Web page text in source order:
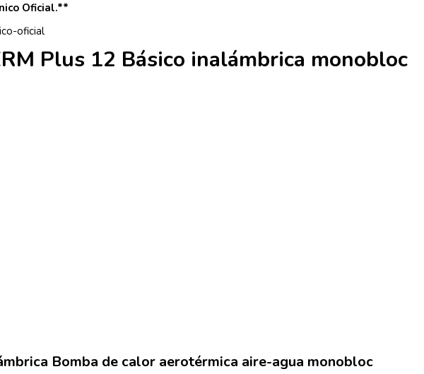
Oficial.**
oficial
Plus 12 Básico inalámbrica monobloc
Bomba de calor aerotérmica aire-agua monobloc